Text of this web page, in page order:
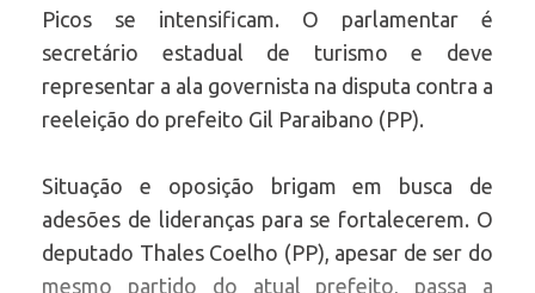
Picos se intensificam. O parlamentar é
secretário estadual de turismo e deve
representar a ala governista na disputa contra a
reeleição do prefeito Gil Paraibano (PP).
Situação e oposição brigam em busca de
adesões de lideranças para se fortalecerem. O
deputado Thales Coelho (PP), apesar de ser do
mesmo partido do atual prefeito, passa a